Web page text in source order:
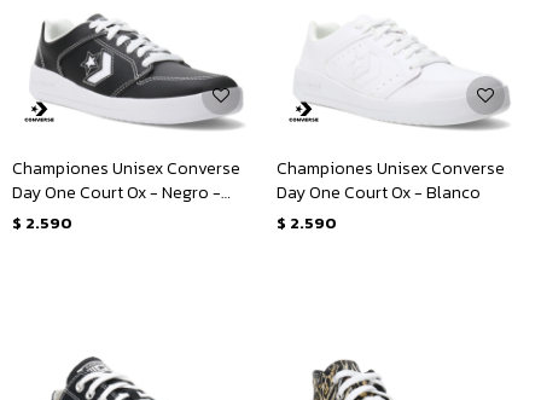
Championes Unisex Converse
Day One Court Ox - Negro -
Blanco
$ 2.590
Championes Unisex Converse
Day One Court Ox - Blanco
$ 2.590